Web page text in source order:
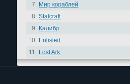
7. Мир кораблей
8. Stalcraft
9. Калибр
10. Enlisted
11. Lost Ark